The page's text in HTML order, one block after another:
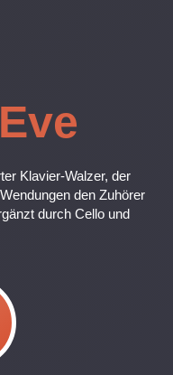
Klavier-Walzer, der
den Zuhörer
durch Cello und